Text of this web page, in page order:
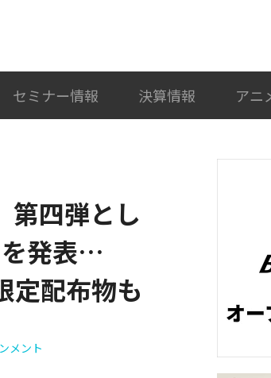
セミナー情報 決算情報 アニ
第四弾とし
を発表…
配布物も
メント